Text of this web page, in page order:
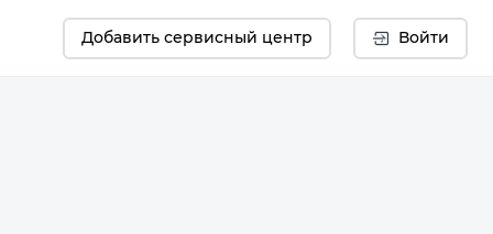
Добавить сервисный центр Войти